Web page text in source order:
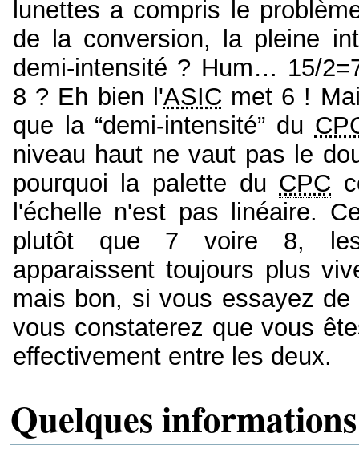
lunettes a compris le
de la conversion, la pleine
demi-intensité ? Hum… 15/
8 ? Eh bien l'ASIC met 6 !
que la “demi-intensité” du
niveau haut ne vaut pas le
pourquoi la palette du CPC
l'échelle n'est pas linéaire.
plutôt que 7 voire 8, les
apparaissent toujours plus
mais bon, si vous essayez
vous constaterez que vous
effectivement entre les deux.
Quelques